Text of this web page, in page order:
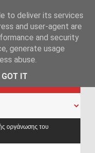
to deliver its services
and user-agent are
and security
generate usage
abuse.
GOT IT